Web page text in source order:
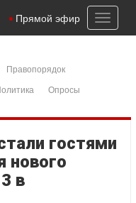
Toggle
Прямой эфир
Правопорядок
Опросы
гостями
нового
в